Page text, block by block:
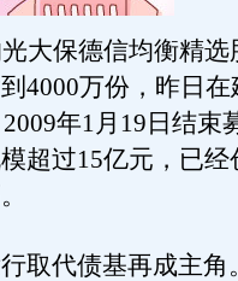
保德信均衡精选
4000万份，昨日
年1月19日结束
超过15亿元，已
代债基再成主角